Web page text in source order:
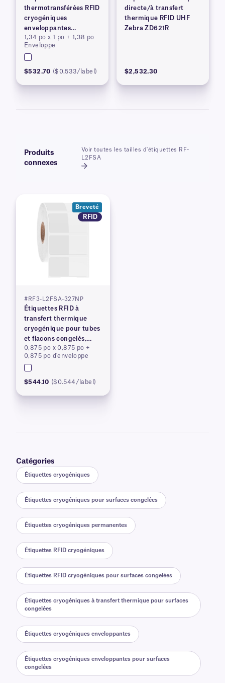
thermotransférées RFID
cryogéniques
enveloppantes
(brevetées)
1,34 po x 1 po + 1,38 po
Enveloppe
$532.70 ($0.533/label)
directe/à transfert
thermique RFID UHF
Zebra ZD621R
$2,532.30
Produits
connexes
Voir toutes les tailles d'étiquettes RF-
L2FSA
Breveté
RFID
#RF3-L2FSA-327NP
Étiquettes RFID à
transfert thermique
cryogénique pour tubes
et flacons congelés,
brevetées
0,875 po x 0,875 po +
0,875 po d'enveloppe
$544.10 ($0.544/label)
Catégories
Étiquettes cryogéniques
Étiquettes cryogéniques pour surfaces congelées
Étiquettes cryogéniques permanentes
Étiquettes RFID cryogéniques
Étiquettes RFID cryogéniques pour surfaces congelées
Étiquettes cryogéniques à transfert thermique pour surfaces
congelées
Étiquettes cryogéniques enveloppantes
Étiquettes cryogéniques enveloppantes pour surfaces
congelées